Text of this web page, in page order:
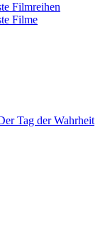
Filmreihen
Filme
Tag der Wahrheit